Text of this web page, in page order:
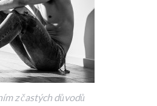
z častých důvodů